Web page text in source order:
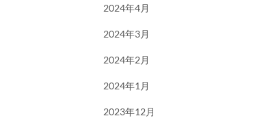
2024年4月
2024年3月
2024年2月
2024年1月
2023年12月